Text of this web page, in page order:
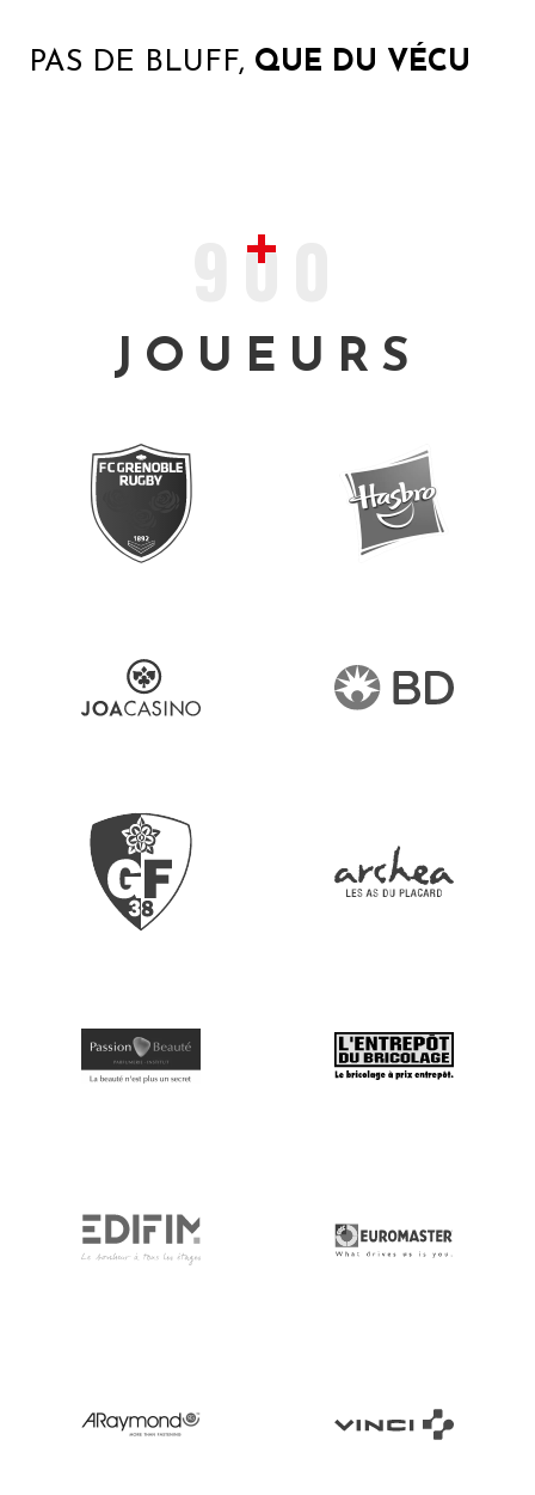
PAS DE BLUFF, QUE DU VÉCU
900
JOUEURS